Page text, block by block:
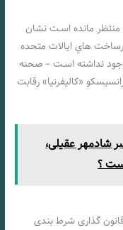
مانده اسـت نشان
هاي‌ ایالات متحده
نداشته اسـت – صحنه
«کالیفرنیا» رقابت
شادمهر عقیلی،
؟
گذاری شرط بندی